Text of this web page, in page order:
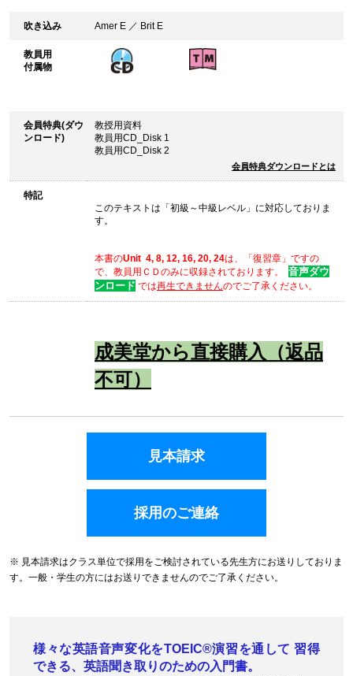
吹き込み Amer E ／ Brit E
教員用
付属物
会員特典(ダウ
ンロード)
教授用資料
教員用CD_Disk 1
教員用CD_Disk 2
会員特典ダウンロードとは
特記
このテキストは「初級～中級レベル」に対応しておりま
す。
本書のUnit 4, 8, 12, 16, 20, 24は、「復習章」ですの
で、教員用ＣＤのみに収録されております。
音声ダウ
ンロード では再生できませんのでご了承ください。
成美堂から直接購入（返品
不可）
見本請求
採用のご連絡
※ 見本請求はクラス単位で採用をご検討されている先生方にお送りしておりま
す。一般・学生の方にはお送りできませんのでご了承ください。
様々な英語音声変化をTOEIC®演習を通して 習得
できる、英語聞き取りのための入門書。